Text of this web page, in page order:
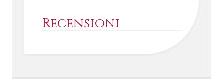
Recensioni